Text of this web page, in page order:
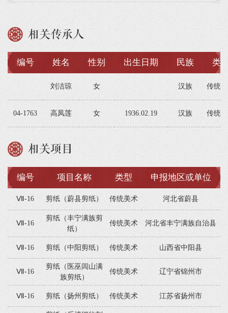
相关传承人
编号 姓名 性别 出生日期 民族 类
刘洁琼 女 汉族 传统
04-1763 高凤莲 女 1936.02.19 汉族 传统
相关项目
编号 项目名称 类型 申报地区或单位
Ⅶ-16 剪纸（蔚县剪纸） 传统美术 河北省蔚县
Ⅶ-16
剪纸（丰宁满族剪
纸）
传统美术 河北省丰宁满族自治县
Ⅶ-16 剪纸（中阳剪纸） 传统美术 山西省中阳县
Ⅶ-16
剪纸（医巫闾山满
族剪纸）
传统美术 辽宁省锦州市
Ⅶ-16 剪纸（扬州剪纸） 传统美术 江苏省扬州市